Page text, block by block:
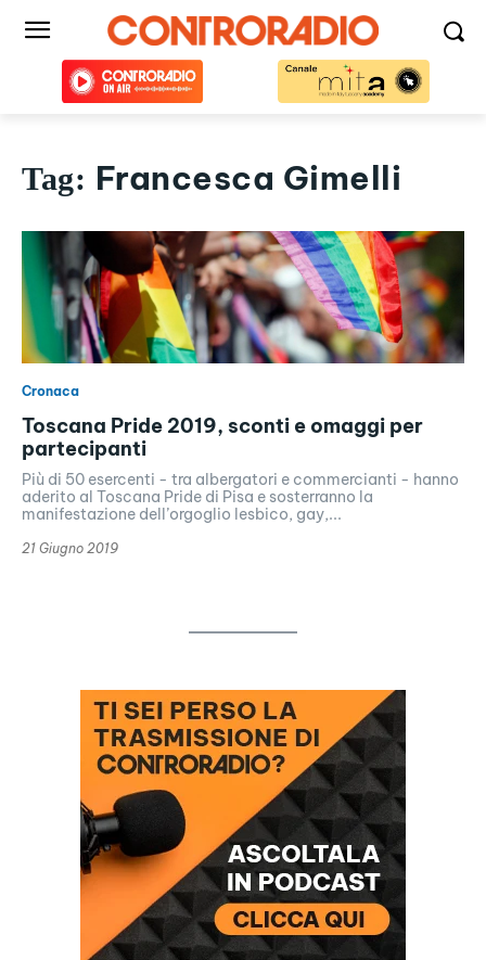
Tag: Francesca Gimelli
Cronaca
Toscana Pride 2019, sconti e omaggi per
partecipanti
Più di 50 esercenti - tra albergatori e commercianti - hanno
aderito al Toscana Pride di Pisa e sosterranno la
manifestazione dell’orgoglio lesbico, gay,...
21 Giugno 2019